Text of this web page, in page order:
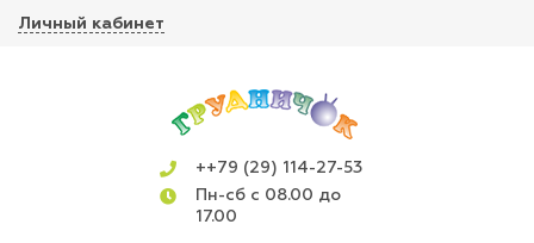
++79 (29) 114-27-53
Пн-сб с 08.00 до
17.00
Личный кабинет